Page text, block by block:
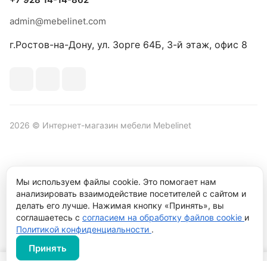
admin@mebelinet.com
г.Ростов-на-Дону, ул. Зорге 64Б, 3-й этаж, офис 8
2026 © Интернет-магазин мебели Mebelinet
Политика обработки персональных данных Политика
конфиденциальности
Продвижение сайта студияРекламный контент
Мы используем файлы cookie. Это помогает нам
анализировать взаимодействие посетителей с сайтом и
делать его лучше. Нажимая кнопку «Принять», вы
соглашаетесь с согласием на обработку файлов cookie и
Политикой конфиденциальности .
Принять